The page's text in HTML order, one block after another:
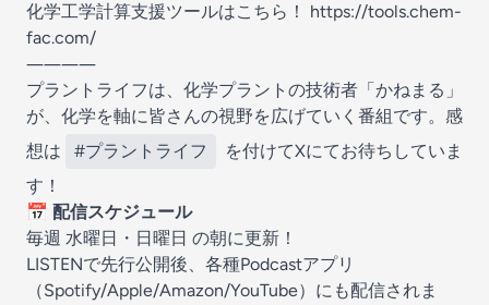
化学工学計算支援ツールはこちら！ https://tools.chem-
fac.com/
――――
プラントライフは、化学プラントの技術者「かねまる」
が、化学を軸に皆さんの視野を広げていく番組です。感
想は
#プラントライフ
を付けてXにてお待ちしていま
す！
📅 配信スケジュール
毎週 水曜日・日曜日 の朝に更新！
LISTENで先行公開後、各種Podcastアプリ
（Spotify/Apple/Amazon/YouTube）にも配信されま